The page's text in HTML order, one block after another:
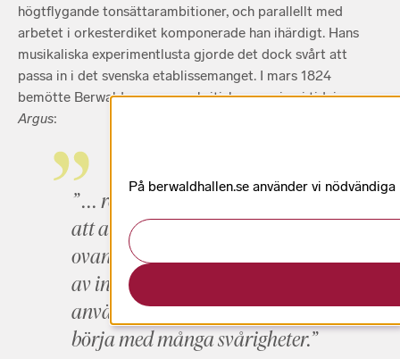
högtflygande tonsättarambitioner, och parallellt med
arbetet i orkesterdiket komponerade han ihärdigt. Hans
musikaliska experimentlusta gjorde det dock svårt att
passa in i det svenska etablissemanget. I mars 1824
bemötte Berwald en anonym kritisk recension i tidningen
Argus:
” … recensenten bör komma ihåg
att alla försök att etablera ett
ovanligt system, en ny hantering
av instrumentationen och dess
användning, alltid kommer att
börja med många svårigheter.”
På berwaldhallen.se använder vi